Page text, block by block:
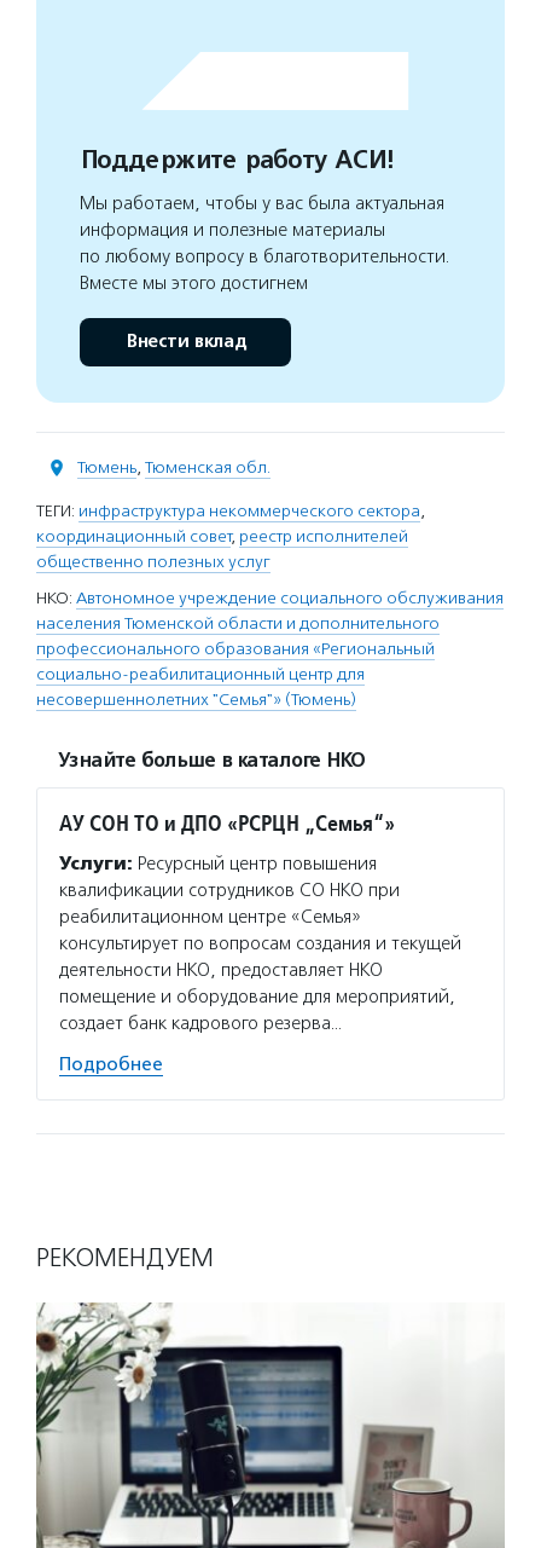
Поддержите работу АСИ!
Мы работаем, чтобы у вас была актуальная
информация и полезные материалы
по любому вопросу в благотворительности.
Вместе мы этого достигнем
Внести вклад
Тюмень, Тюменская обл.
ТЕГИ: инфраструктура некоммерческого сектора,
координационный совет, реестр исполнителей
общественно полезных услуг
НКО: Автономное учреждение социального обслуживания
населения Тюменской области и дополнительного
профессионального образования «Региональный
социально-реабилитационный центр для
несовершеннолетних "Семья"» (Тюмень)
Узнайте больше в каталоге НКО
АУ СОН ТО и ДПО «РСРЦН „Семья“»
Услуги: Ресурсный центр повышения
квалификации сотрудников СО НКО при
реабилитационном центре «Семья»
консультирует по вопросам создания и текущей
деятельности НКО, предоставляет НКО
помещение и оборудование для мероприятий,
создает банк кадрового резерва…
Подробнее
РЕКОМЕНДУЕМ